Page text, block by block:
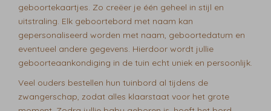
geboortekaartjes. Zo creëer je één geheel in stijl en
uitstraling. Elk geboortebord met naam kan
gepersonaliseerd worden met naam, geboortedatum en
eventueel andere gegevens. Hierdoor wordt jullie
geboorteaankondiging in de tuin echt uniek en persoonlijk.
Veel ouders bestellen hun tuinbord al tijdens de
zwangerschap, zodat alles klaarstaat voor het grote